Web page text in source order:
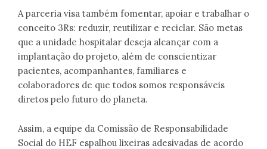
A parceria visa também fomentar, apoiar e trabalhar o
conceito 3Rs: reduzir, reutilizar e reciclar. São metas
que a unidade hospitalar deseja alcançar com a
implantação do projeto, além de conscientizar
pacientes, acompanhantes, familiares e
colaboradores de que todos somos responsáveis
diretos pelo futuro do planeta.
Assim, a equipe da Comissão de Responsabilidade
Social do HEF espalhou lixeiras adesivadas de acordo